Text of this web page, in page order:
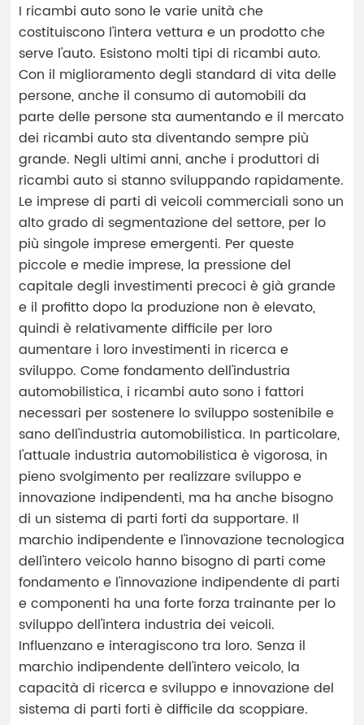
I ricambi auto sono le varie unità che
costituiscono l'intera vettura e un prodotto che
serve l'auto. Esistono molti tipi di ricambi auto.
Con il miglioramento degli standard di vita delle
persone, anche il consumo di automobili da
parte delle persone sta aumentando e il mercato
dei ricambi auto sta diventando sempre più
grande. Negli ultimi anni, anche i produttori di
ricambi auto si stanno sviluppando rapidamente.
Le imprese di parti di veicoli commerciali sono un
alto grado di segmentazione del settore, per lo
più singole imprese emergenti. Per queste
piccole e medie imprese, la pressione del
capitale degli investimenti precoci è già grande
e il profitto dopo la produzione non è elevato,
quindi è relativamente difficile per loro
aumentare i loro investimenti in ricerca e
sviluppo. Come fondamento dell'industria
automobilistica, i ricambi auto sono i fattori
necessari per sostenere lo sviluppo sostenibile e
sano dell'industria automobilistica. In particolare,
l'attuale industria automobilistica è vigorosa, in
pieno svolgimento per realizzare sviluppo e
innovazione indipendenti, ma ha anche bisogno
di un sistema di parti forti da supportare. Il
marchio indipendente e l'innovazione tecnologica
dell'intero veicolo hanno bisogno di parti come
fondamento e l'innovazione indipendente di parti
e componenti ha una forte forza trainante per lo
sviluppo dell'intera industria dei veicoli.
Influenzano e interagiscono tra loro. Senza il
marchio indipendente dell'intero veicolo, la
capacità di ricerca e sviluppo e innovazione del
sistema di parti forti è difficile da scoppiare.